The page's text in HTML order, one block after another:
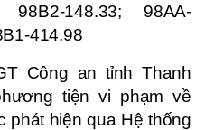
98B2-148.33; 98AA-
414.98
Công an tỉnh Thanh
tiện vi phạm về
phát hiện qua Hệ thống